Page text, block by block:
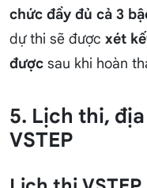
chức đầy đủ cả 3
dự thi sẽ được xét
được sau khi hoàn
5. Lịch thi,
VSTEP